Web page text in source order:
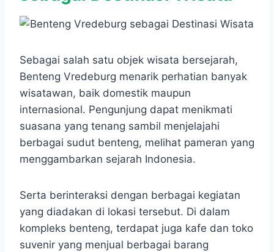
Sebagai salah satu objek wisata bersejarah,
Benteng Vredeburg menarik perhatian banyak
wisatawan, baik domestik maupun
internasional. Pengunjung dapat menikmati
suasana yang tenang sambil menjelajahi
berbagai sudut benteng, melihat pameran yang
menggambarkan sejarah Indonesia.
Serta berinteraksi dengan berbagai kegiatan
yang diadakan di lokasi tersebut. Di dalam
kompleks benteng, terdapat juga kafe dan toko
suvenir yang menjual berbagai barang